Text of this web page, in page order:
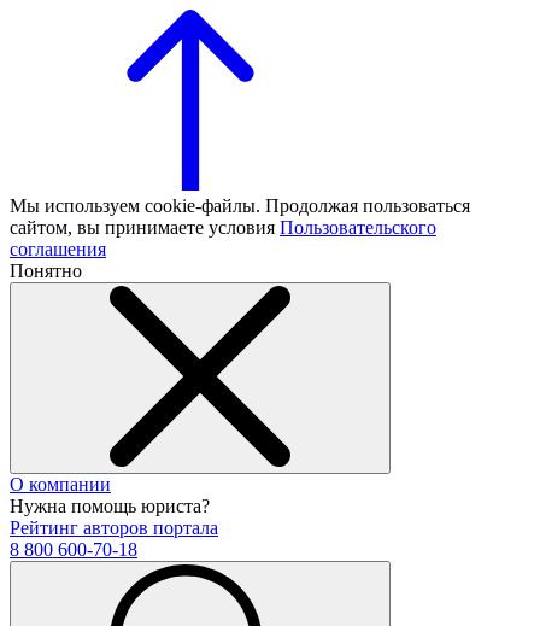
Мы используем cookie-файлы. Продолжая пользоваться
сайтом, вы принимаете условия Пользовательского
соглашения
Понятно
О компании
Нужна помощь юриста?
Рейтинг авторов портала
8 800 600-70-18